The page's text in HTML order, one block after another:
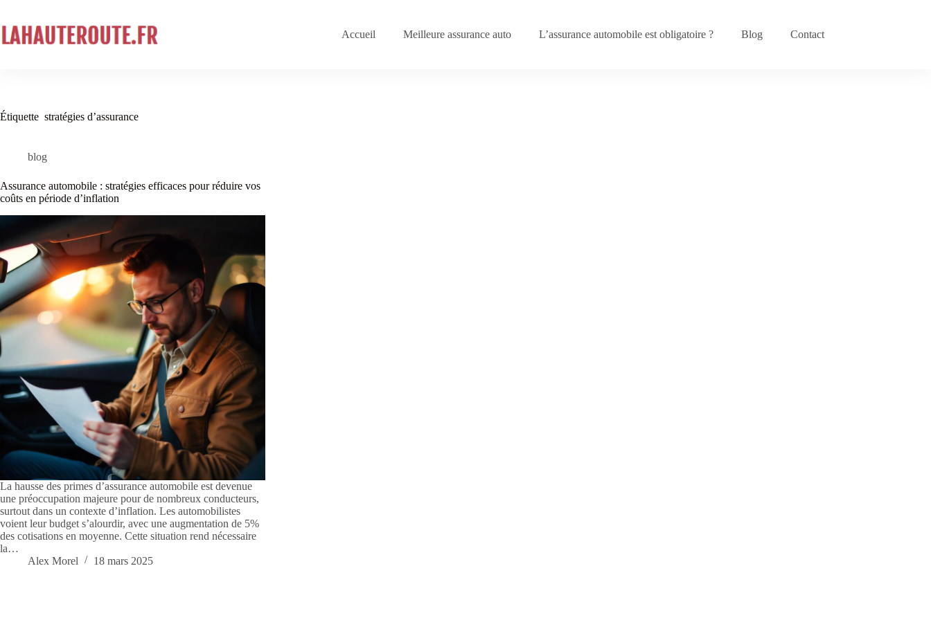
contenu
Accueil Meilleure assurance auto L’assurance automobile est obligatoire ? Blog Contact
Étiquette stratégies d’assurance
blog
Assurance automobile : stratégies efficaces pour réduire vos
coûts en période d’inflation
La hausse des primes d’assurance automobile est devenue
une préoccupation majeure pour de nombreux conducteurs,
surtout dans un contexte d’inflation. Les automobilistes
voient leur budget s’alourdir, avec une augmentation de 5%
des cotisations en moyenne. Cette situation rend nécessaire
la…
Alex Morel
18 mars 2025